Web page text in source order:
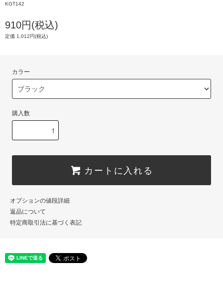
KGT142
910円(税込)
定価 1,012円(税込)
カラー
購入数
カートに入れる
オプションの値段詳細
返品について
特定商取引法に基づく表記